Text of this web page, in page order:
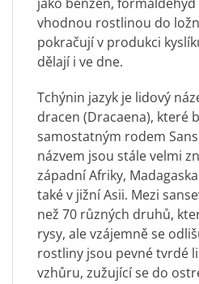
vhodnou rostlinou do
pokračují v produkci
dělají i ve dne.
Tchýnin jazyk je lidový
dracen (Dracaena), které
samostatným rodem
názvem jsou stále velmi
západní Afriky,
také v jižní Asii. Mezi
než 70 různých druhů,
rysy, ale vzájemně se
rostliny jsou pevné tvrdé
vzhůru, zužující se do